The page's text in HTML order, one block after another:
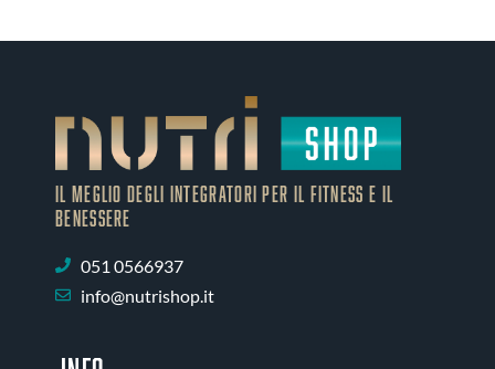
IL MEGLIO DEGLI Integratori PER IL FITNESS E IL
BENESSERE
051 0566937
info@nutrishop.it